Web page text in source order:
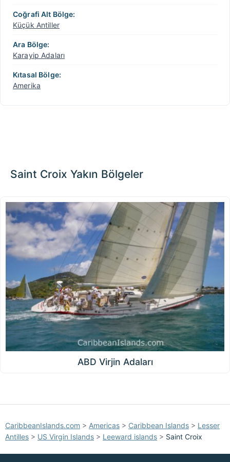
Coğrafi Alt Bölge:
Küçük Antiller
Ara Bölge:
Karayip Adaları
Kıtasal Bölge:
Amerika
Saint Croix Yakın Bölgeler
ABD Virjin Adaları
CaribbeanIslands.com > Americas > Caribbean Islands > Lesser
Antilles > US Virgin Islands > Leeward islands > Saint Croix